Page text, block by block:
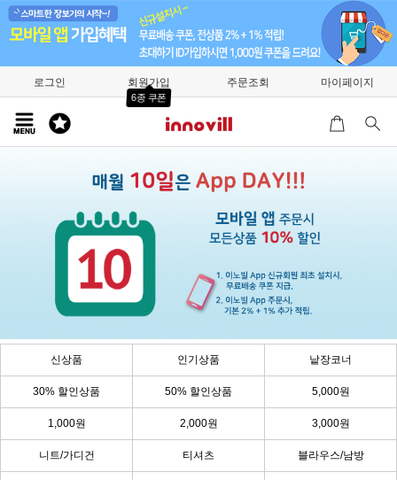
로그인 회원가입
6종 쿠폰
주문조회 마이페이지
신상품 인기상품 낱장코너
30% 할인상품 50% 할인상품 5,000원
1,000원 2,000원 3,000원
니트/가디건 티셔츠 블라우스/남방